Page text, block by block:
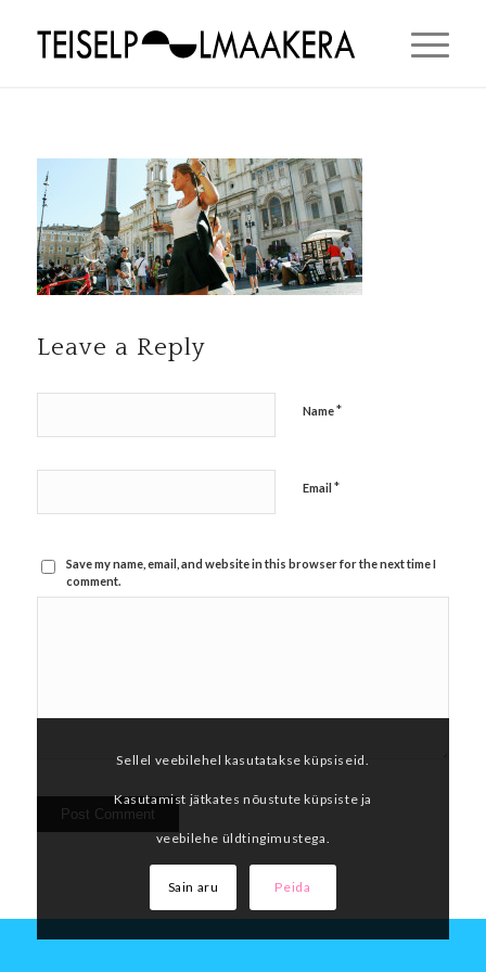
Leave a Reply
Name*
Email *
Save my name, email, and website in this browser for the next time I
comment.
Sellel veebilehel kasutatakse küpsiseid.
Kasutamist jätkates nõustute küpsiste ja
veebilehe üldtingimustega.
Sain aru Peida